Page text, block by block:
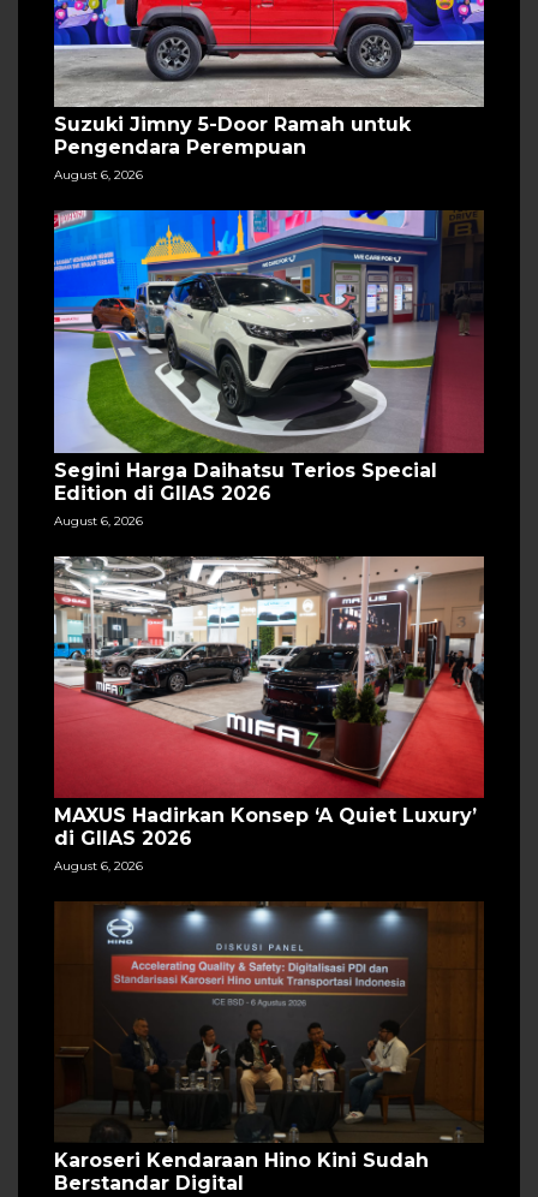
Suzuki Jimny 5-Door Ramah untuk
Pengendara Perempuan
August 6, 2026
Segini Harga Daihatsu Terios Special
Edition di GIIAS 2026
August 6, 2026
MAXUS Hadirkan Konsep ‘A Quiet Luxury’
di GIIAS 2026
August 6, 2026
Karoseri Kendaraan Hino Kini Sudah
Berstandar Digital